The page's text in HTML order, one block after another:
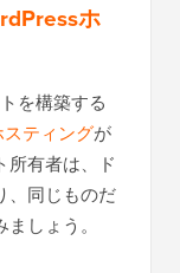
ホ
を構築する
スティングが
所有者は、ド
、同じものだ
しょう。